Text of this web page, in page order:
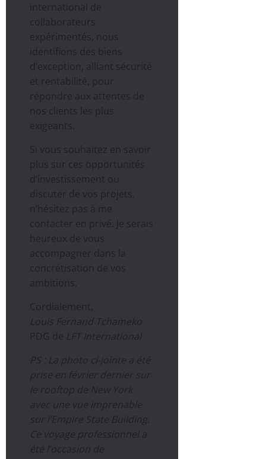
international de
collaborateurs
expérimentés, nous
identifions des biens
d’exception, alliant sécurité
et rentabilité, pour
répondre aux attentes de
nos clients les plus
exigeants.
Si vous souhaitez en savoir
plus sur ces opportunités
d’investissement ou
discuter de vos projets,
n’hésitez pas à me
contacter en privé. Je serais
heureux de vous
accompagner dans la
concrétisation de vos
ambitions.
Cordialement,
Louis Fernand Tchameko
PDG de LFT International
PS : La photo ci-jointe a été
prise en février dernier sur
le rooftop de New York
avec une vue imprenable
sur l’Empire State Building.
Ce voyage professionnel a
été l’occasion de